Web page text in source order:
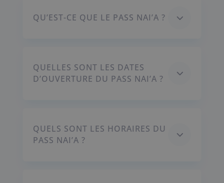
3
QU’EST-CE QUE LE PASS NAI’A ?
3
QUELLES SONT LES DATES
D’OUVERTURE DU PASS NAI’A ?
3
QUELS SONT LES HORAIRES DU
PASS NAI’A ?